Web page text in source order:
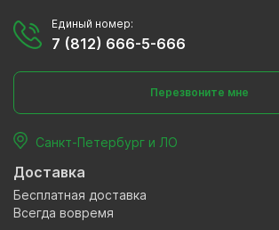
Единый номер:
7 (812) 666-5-666
Перезвоните мне
Санкт-Петербург и ЛО
Доставка
Бесплатная доставка
Всегда вовремя